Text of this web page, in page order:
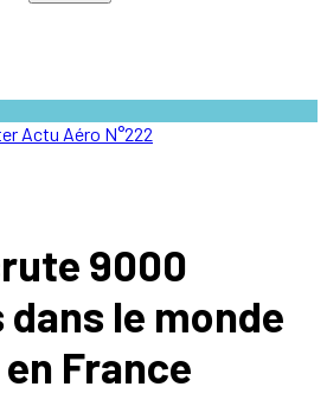
Actu Aéro N°222
9000
le monde
France